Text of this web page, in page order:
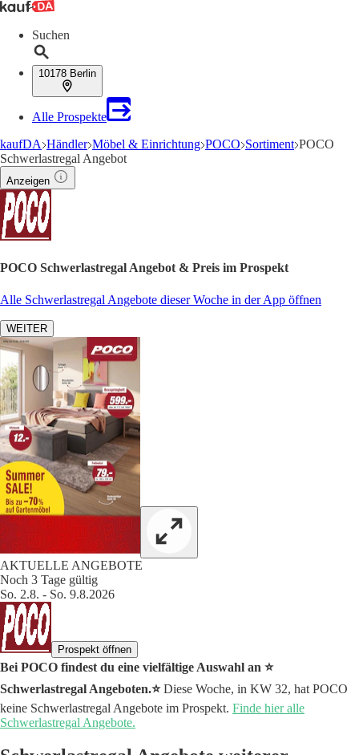
Suchen
10178 Berlin
Alle Prospekte
kaufDA Händler Möbel & Einrichtung POCO Sortiment POCO
Schwerlastregal Angebot
Anzeigen
POCO Schwerlastregal Angebot & Preis im Prospekt
Alle Schwerlastregal Angebote dieser Woche in der App öffnen
WEITER
AKTUELLE ANGEBOTE
Noch 3 Tage gültig
So. 2.8. - So. 9.8.2026
Prospekt öffnen
Bei POCO findest du eine vielfältige Auswahl an ⭐️
Schwerlastregal Angeboten.⭐️Diese Woche, in KW 32, hat POCO
keine Schwerlastregal Angebote im Prospekt. Finde hier alle
Schwerlastregal Angebote.